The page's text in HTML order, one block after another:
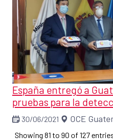
España entregó a
pruebas para la
30/06/2021 OCE
Showing 81 to 90 of 127